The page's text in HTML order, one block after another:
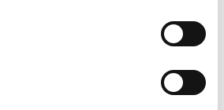
obra el ascenso a Asobal